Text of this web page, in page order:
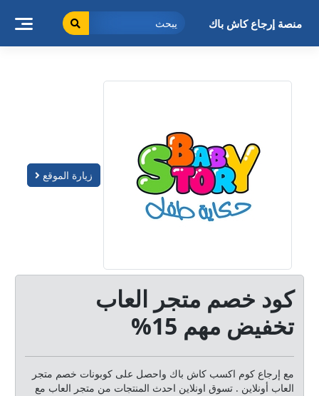
منصة إرجاع كاش باك
زيارة الموقع
كود خصم متجر العاب
تخفيض مهم 15%
مع إرجاع كوم اكسب كاش باك واحصل على كوبونات خصم متجر
العاب أونلاين . تسوق اونلاين احدث المنتجات من متجر العاب مع